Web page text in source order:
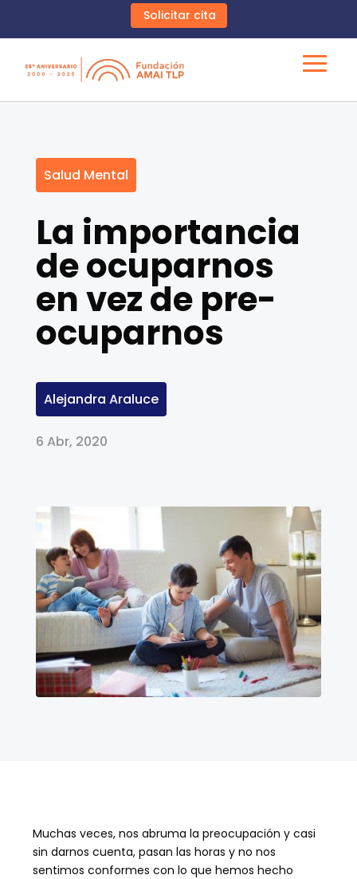
Solicitar cita
Salud Mental
La importancia
de ocuparnos
en vez de pre-
ocuparnos
Alejandra Araluce
6 Abr, 2020
Muchas veces, nos abruma la preocupación y casi
sin darnos cuenta, pasan las horas y no nos
sentimos conformes con lo que hemos hecho